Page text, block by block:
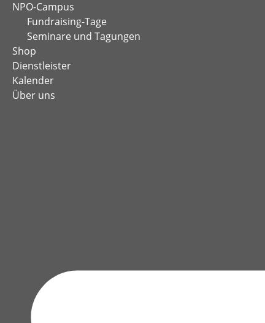
NPO-Campus
Fundraising-Tage
Seminare und Tagungen
Shop
Dienstleister
Kalender
Über uns